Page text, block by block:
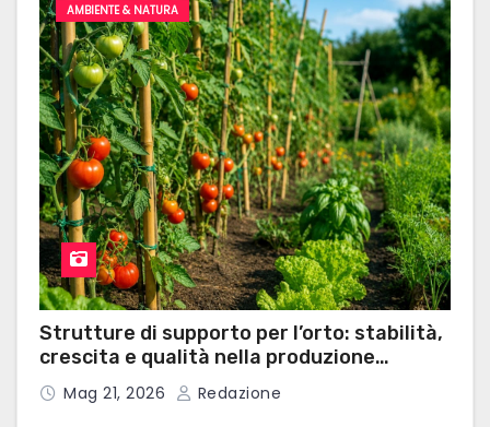
AMBIENTE & NATURA
Strutture di supporto per l’orto: stabilità,
crescita e qualità nella produzione
domestica
Mag 21, 2026 Redazione